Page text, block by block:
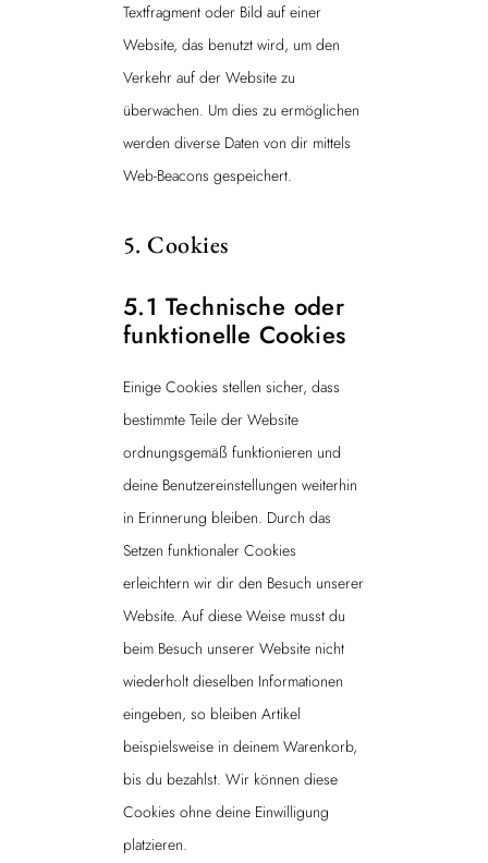
Textfragment oder Bild auf einer
Website, das benutzt wird, um den
Verkehr auf der Website zu
überwachen. Um dies zu ermöglichen
werden diverse Daten von dir mittels
Web-Beacons gespeichert.
5. Cookies
5.1 Technische oder
funktionelle Cookies
Einige Cookies stellen sicher, dass
bestimmte Teile der Website
ordnungsgemäß funktionieren und
deine Benutzereinstellungen weiterhin
in Erinnerung bleiben. Durch das
Setzen funktionaler Cookies
erleichtern wir dir den Besuch unserer
Website. Auf diese Weise musst du
beim Besuch unserer Website nicht
wiederholt dieselben Informationen
eingeben, so bleiben Artikel
beispielsweise in deinem Warenkorb,
bis du bezahlst. Wir können diese
Cookies ohne deine Einwilligung
platzieren.